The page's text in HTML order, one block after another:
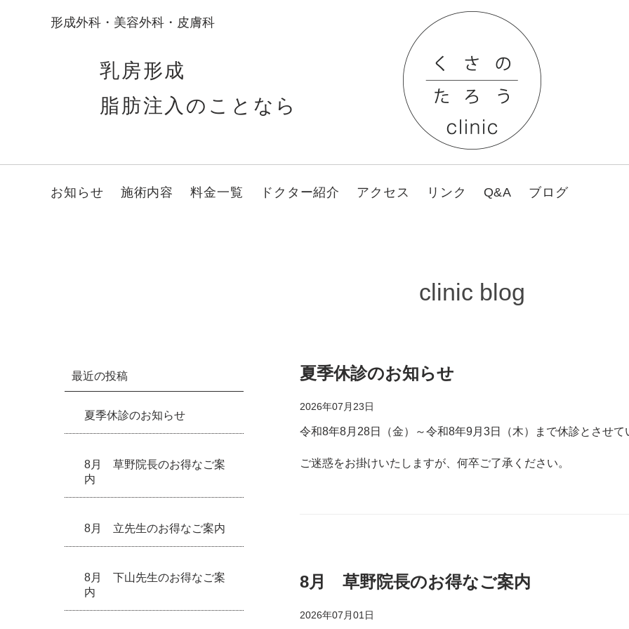
形成外科・美容外科・皮膚科
乳房形成
脂肪注入のことなら
お知らせ 施術内容 料金一覧 ドクター紹介 アクセス リンク Q&A ブログ
clinic blog
最近の投稿
夏季休診のお知らせ
8月 草野院長のお得なご案
内
8月 立先生のお得なご案内
8月 下山先生のお得なご案
内
夏季休診のお知らせ
2026年07月23日
令和8年8月28日（金）～令和8年9月3日（木）まで休診とさせて
ご迷惑をお掛けいたしますが、何卒ご了承ください。
8月 草野院長のお得なご案内
2026年07月01日